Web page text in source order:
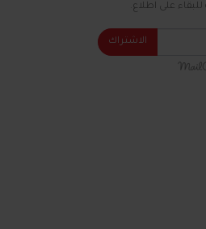
على اطلاع.
الاشتراك